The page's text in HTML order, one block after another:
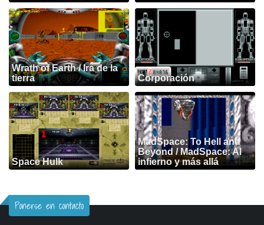
Wrath of Earth / Ira de la
tierra
Corporación
Space Hulk
MadSpace: To Hell and
Beyond / MadSpace: Al
infierno y más allá
Ponerse en contacto